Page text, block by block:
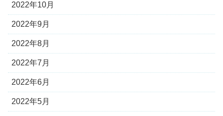
2022年10月
2022年9月
2022年8月
2022年7月
2022年6月
2022年5月